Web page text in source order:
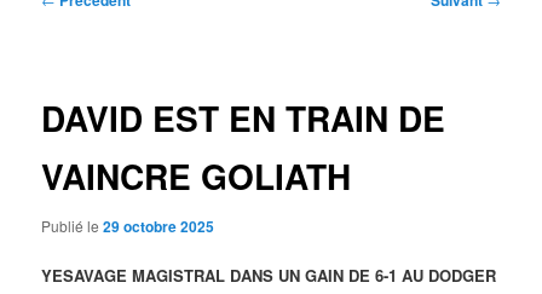
DAVID EST EN TRAIN DE
VAINCRE GOLIATH
Publié le29 octobre 2025
YESAVAGE MAGISTRAL DANS UN GAIN DE 6-1 AU DODGER